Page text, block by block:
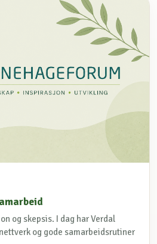
og skepsis. I dag har Verdal
og gode samarbeidsrutiner